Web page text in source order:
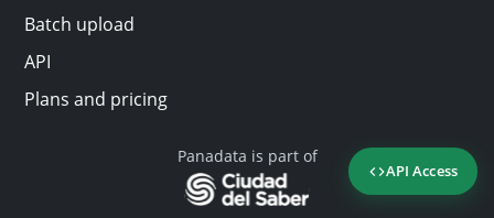
API Access
Batch upload
API
Plans and pricing
Panadata is part of